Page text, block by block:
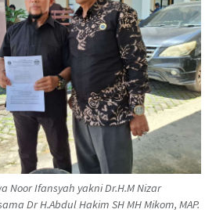
Noor Ifansyah yakni Dr.H.M Nizar
Dr H.Abdul Hakim SH MH Mikom, MAP.